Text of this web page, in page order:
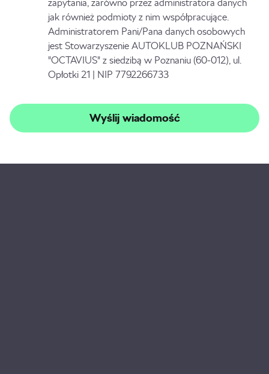
zapytania, zarówno przez administratora danych
jak również podmioty z nim współpracujące.
Administratorem Pani/Pana danych osobowych
jest Stowarzyszenie AUTOKLUB POZNAŃSKI
"OCTAVIUS" z siedzibą w Poznaniu (60-012), ul.
Opłotki 21 | NIP 7792266733